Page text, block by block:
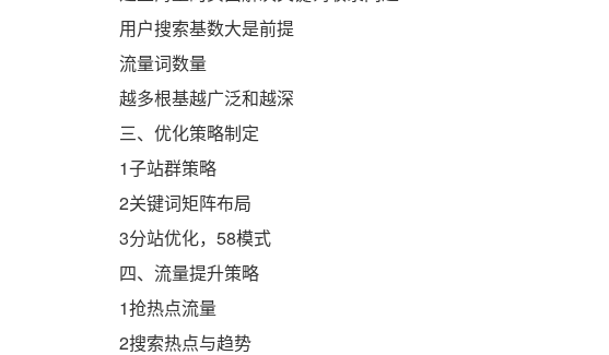
用户搜索基数大是前提
流量词数量
越多根基越广泛和越深
三、优化策略制定
1子站群策略
2关键词矩阵布局
3分站优化，58模式
四、流量提升策略
1抢热点流量
2搜索热点与趋势